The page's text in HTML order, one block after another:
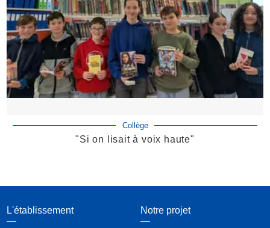
Collège
"Si on lisait à voix haute"
L'établissement Notre projet